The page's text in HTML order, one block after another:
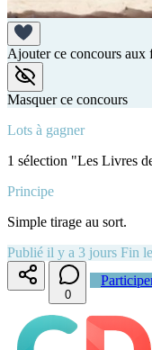
Ajouter ce concours aux
Masquer ce concours
Lots à gagner
1 sélection "Les Livres
Principe
Simple tirage au sort.
Publié il y a 3 jours Fin
0